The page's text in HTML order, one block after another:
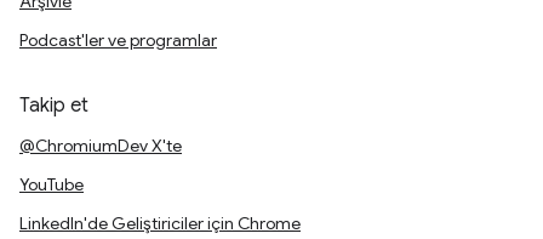
Podcast'ler ve programlar
Takip et
@ChromiumDev X'te
YouTube
LinkedIn'de Geliştiriciler için Chrome